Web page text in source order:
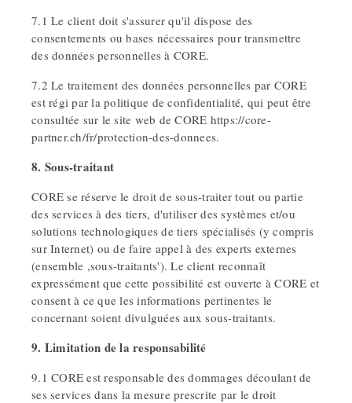
7.1 Le client doit s'assurer qu'il dispose des
consentements ou bases nécessaires pour transmettre
des données personnelles à CORE.
7.2 Le traitement des données personnelles par CORE
est régi par la politique de confidentialité, qui peut être
consultée sur le site web de CORE https://core-
partner.ch/fr/protection-des-donnees.
8. Sous-traitant
CORE se réserve le droit de sous-traiter tout ou partie
des services à des tiers, d'utiliser des systèmes et/ou
solutions technologiques de tiers spécialisés (y compris
sur Internet) ou de faire appel à des experts externes
(ensemble ,sous-traitants'). Le client reconnaît
expressément que cette possibilité est ouverte à CORE et
consent à ce que les informations pertinentes le
concernant soient divulguées aux sous-traitants.
9. Limitation de la responsabilité
9.1 CORE est responsable des dommages découlant de
ses services dans la mesure prescrite par le droit